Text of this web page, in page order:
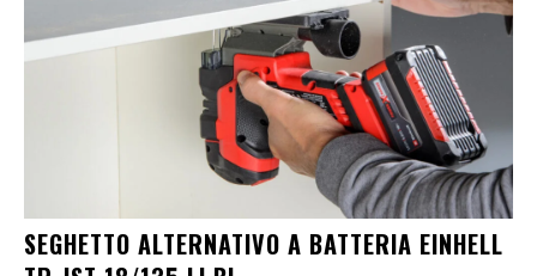
SEGHETTO ALTERNATIVO A BATTERIA EINHELL